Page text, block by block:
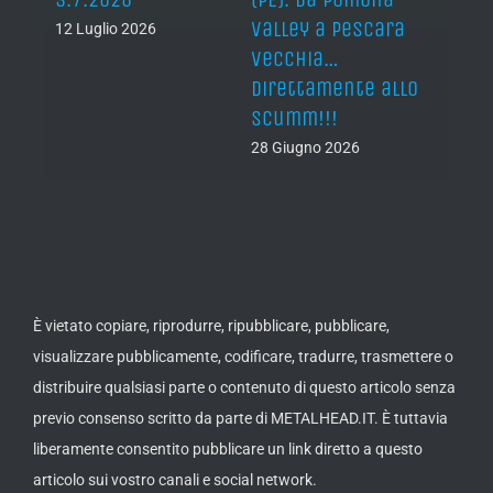
12 Luglio 2026
Valley a Pescara
vecchia…
direttamente allo
Scumm!!!
28 Giugno 2026
È vietato copiare, riprodurre, ripubblicare, pubblicare,
visualizzare pubblicamente, codificare, tradurre, trasmettere o
distribuire qualsiasi parte o contenuto di questo articolo senza
previo consenso scritto da parte di METALHEAD.IT. È tuttavia
liberamente consentito pubblicare un link diretto a questo
articolo sui vostro canali e social network.